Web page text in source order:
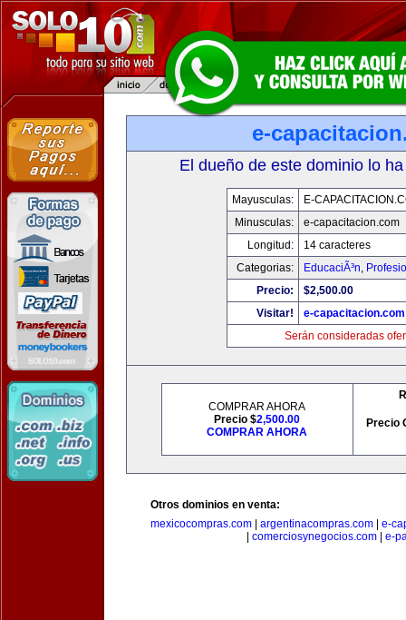
e-
El dueño de este dominio lo
Mayusculas:
E-
Minusculas:
e-capacitacion.com
Longitud:
14 caracteres
Categorias:
EducaciÃ³n,
Precio:
$2,500.00
Visitar!
e-capacitacion.com
Serán consideradas
COMPRAR AHORA
Precio $2,500.00
COMPRAR AHORA
Precio
Otros dominios en venta:
mexicocompras.com
argentinacompras.com
e-
comerciosynegocios.com e-